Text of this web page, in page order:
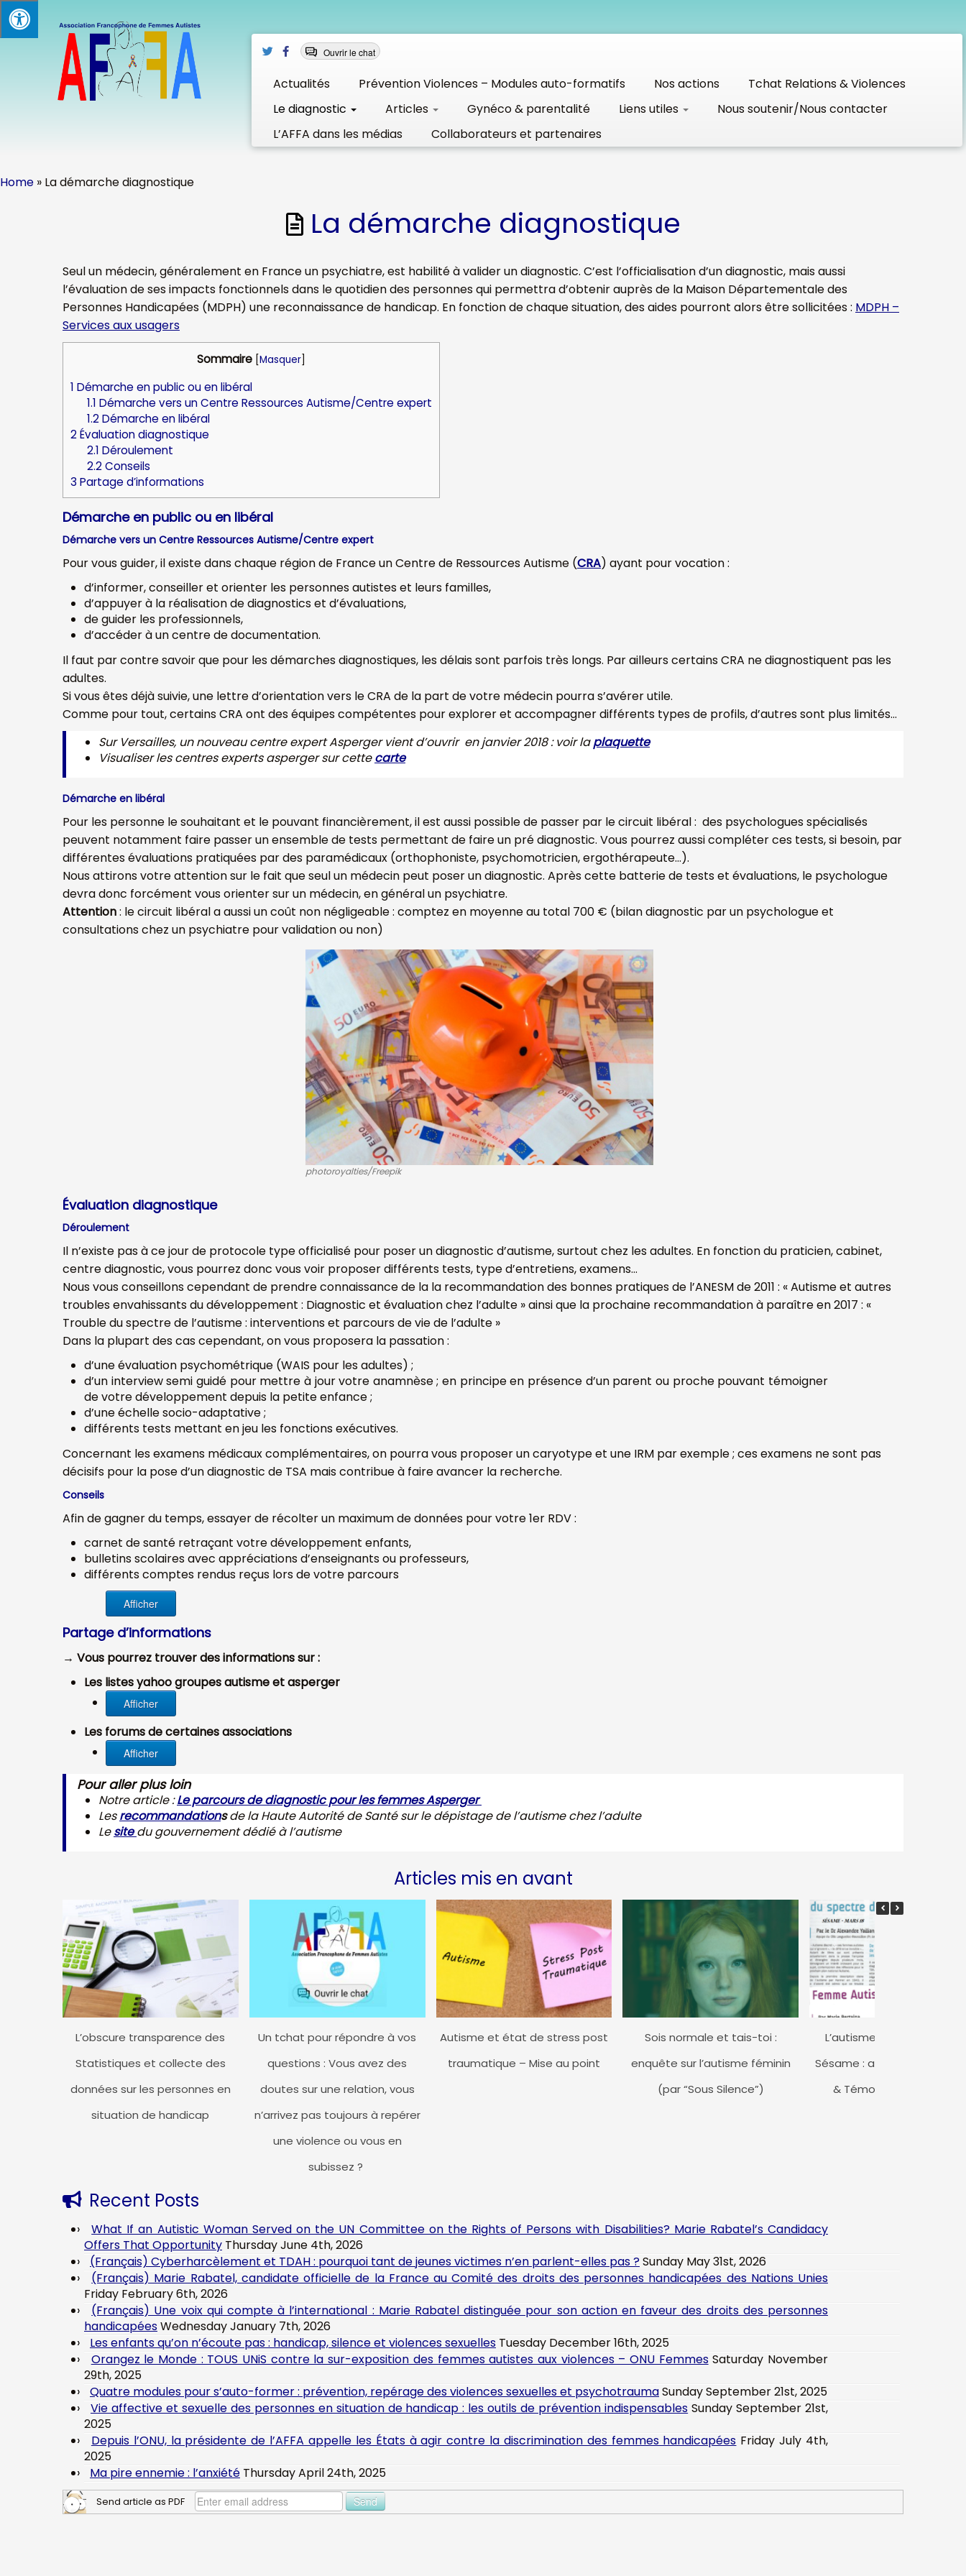
Skip
to
Ouvrir le chat
Actualités Prévention Violences – Modules auto-formatifs Nos actions
Tchat Relations & Violences
Le diagnostic
Articles Gynéco & parentalité Liens utiles
Nous soutenir/Nous contacter
L’AFFA dans les médias
Collaborateurs et partenaires
Home » La démarche diagnostique
La démarche diagnostique
Seul un médecin, généralement en France un psychiatre, est habilité à valider un diagnostic. C’est l’officialisation d’un diagnostic, mais aussi
l’évaluation de ses impacts fonctionnels dans le quotidien des personnes qui permettra d’obtenir auprès de la Maison Départementale des
Personnes Handicapées (MDPH) une reconnaissance de handicap. En fonction de chaque situation, des aides pourront alors être sollicitées : MDPH –
Services aux usagers
Sommaire [Masquer]
1 Démarche en public ou en libéral
1.1 Démarche vers un Centre Ressources Autisme/Centre expert
1.2Démarche en libéral
2Évaluation diagnostique
2.1 Déroulement
2.2Conseils
3 Partage d’informations
Démarche en public ou en libéral
Démarche vers un Centre Ressources Autisme/Centre expert
Pour vous guider, il existe dans chaque région de Franceun Centre de Ressources Autisme (CRA) ayant pour vocation :
d’informer, conseiller et orienter les personnes autistes et leurs familles,
d’appuyer à la réalisation de diagnostics et d’évaluations,
de guider les professionnels,
d’accéder à un centre de documentation.
Il faut par contre savoir que pour les démarches diagnostiques, les délais sont parfois très longs. Par ailleurs certains CRA ne diagnostiquent pas les
adultes.
Si vous êtes déjà suivie, une lettre d’orientation vers le CRA de la part de votre médecin pourra s’avérer utile.
Comme pour tout, certains CRA ont des équipes compétentes pour explorer et accompagner différents types de profils, d’autres sont plus limités…
Sur Versailles, un nouveau centre expert Asperger vient d’ouvrir en janvier 2018 : voir laplaquette
Visualiser les centres experts asperger sur cettecarte
Démarche en libéral
Pour les personne le souhaitant et le pouvant financièrement, il est aussi possible de passer par le circuit libéral : des psychologues spécialisés
peuvent notamment faire passer un ensemble de tests permettant de faire un pré diagnostic. Vous pourrez aussi compléter ces tests, si besoin, par
différentes évaluations pratiquées par des paramédicaux (orthophoniste, psychomotricien, ergothérapeute…).
Nous attirons votre attention sur le fait que seul un médecin peut poser un diagnostic. Après cette batterie de tests et évaluations, le psychologue
devra donc forcément vous orienter sur un médecin, en général un psychiatre.
Attention: le circuit libéral a aussi un coût non négligeable : comptez en moyenne au total 700 € (bilan diagnostic par un psychologue et
consultations chez un psychiatre pour validation ou non)
photoroyalties/Freepik
Évaluation diagnostique
Déroulement
Il n’existe pas à ce jour de protocole type officialisé pour poser un diagnostic d’autisme, surtout chez les adultes. En fonction du praticien, cabinet,
centre diagnostic, vous pourrez donc vous voir proposer différents tests, type d’entretiens, examens…
Nous vous conseillons cependant de prendre connaissance de la la recommandation des bonnes pratiques de l’ANESM de 2011 : « Autisme et autres
troubles envahissants du développement : Diagnostic et évaluation chez l’adulte » ainsi que la prochaine recommandation à paraître en 2017 : «
Trouble du spectre de l’autisme : interventions et parcours de vie de l’adulte »
Dans la plupart des cas cependant, on vous proposera la passation :
d’une évaluation psychométrique (WAIS pour les adultes) ;
d’un interview semi guidé pour mettre à jour votre anamnèse ; en principe en présence d’un parent ou proche pouvant témoigner
de votre développement depuis la petite enfance ;
d’une échelle socio-adaptative ;
différents tests mettant en jeu les fonctions exécutives.
Concernant les examens médicaux complémentaires, on pourra vous proposer un caryotype et une IRM par exemple ; ces examens ne sont pas
décisifs pour la pose d’un diagnostic de TSA mais contribue à faire avancer la recherche.
Conseils
Afin de gagner du temps, essayer de récolter un maximum de données pour votre 1er RDV :
carnet de santé retraçant votre développement enfants,
bulletins scolaires avec appréciations d’enseignants ou professeurs,
différents comptes rendus reçus lors de votre parcours
Afficher
Partage d’informations
→ Vous pourrez trouver des informations sur :
Les listes yahoo groupes autisme et asperger
Afficher
Les forums de certaines associations
Afficher
Pour aller plus loin
Notre article :Le parcours de diagnostic pour les femmes Asperger
Lesrecommandationsde la Haute Autorité de Santé sur le dépistage de l’autisme chez l’adulte
Lesitedu gouvernement dédié à l’autisme
Articles mis en avant
L’obscure transparence des
Statistiques et collecte des
données sur les personnes en
situation de handicap
Un tchat pour répondre à vos
questions : Vous avez des
doutes sur une relation, vous
n’arrivez pas toujours à repérer
une violence ou vous en
subissez ?
Autisme et état de stress post
traumatique – Mise au point
Sois normale et tais-toi :
enquête sur l’autisme féminin
(par “Sous Silence”)
L’autisme au féminin,
Sésame : article du Dr A.
& Témoignage de Marie
Recent Posts
What If an Autistic Woman Served on the UN Committee on the Rights of Persons with Disabilities? Marie Rabatel’s Candidacy
Offers That Opportunity Thursday June 4th, 2026
(Français) Cyberharcèlement et TDAH : pourquoi tant de jeunes victimes n’en parlent-elles pas ?Sunday May 31st, 2026
(Français) Marie Rabatel, candidate officielle de la France au Comité des droits des personnes handicapées des Nations Unies
Friday February 6th, 2026
(Français) Une voix qui compte à l’international : Marie Rabatel distinguée pour son action en faveur des droits des personnes
handicapéesWednesday January 7th, 2026
Les enfants qu’on n’écoute pas : handicap, silence et violences sexuelles Tuesday December 16th, 2025
Orangez le Monde : TOUS UNiS contre la sur-exposition des femmes autistes aux violences – ONU Femmes Saturday November
29th, 2025
Quatre modules pour s’auto-former : prévention, repérage des violences sexuelles et psychotraumaSunday September 21st, 2025
Vie affective et sexuelle des personnes en situation de handicap : les outils de prévention indispensables Sunday September 21st,
2025
Depuis l’ONU, la présidente de l’AFFA appelle les États à agir contre la discrimination des femmes handicapées Friday July 4th,
2025
Ma pire ennemie : l’anxiété Thursday April 24th, 2025
Send article as PDF